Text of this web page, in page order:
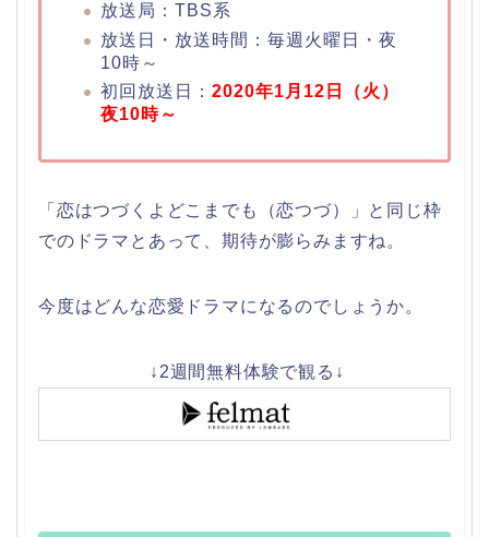
放送局：TBS系
放送日・放送時間：毎週火曜日・夜
10時～
初回放送日： 2020年1 月12日（火）
夜10時～
「恋はつづくよどこまでも（恋つづ）」と同じ枠
でのドラマとあって、期待が膨らみますね。
今度はどんな恋愛ドラマになるのでしょうか。
↓2週間無料体験で観る↓